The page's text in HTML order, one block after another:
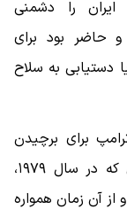
را دشمنی
حاضر بود برای
دستیابی به سلاح
برای برچیدن
نظام جمهوری اسلامی همراستا بود نظامی که در سال ۱۹۷۹،
رسید و از آن زمان همواره